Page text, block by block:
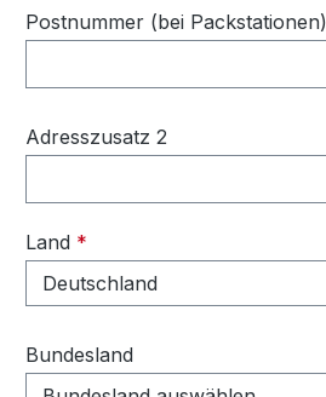
Postnummer (bei Packstationen)
Adresszusatz 2
Land *
Bundesland